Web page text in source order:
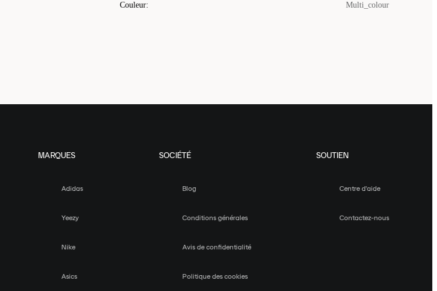
Couleur: Multi_colour
MARQUES
Adidas
Yeezy
Nike
Asics
SOCIÉTÉ
Blog
Conditions générales
Avis de confidentialité
Politique des cookies
SOUTIEN
Centre d'aide
Contactez-nous